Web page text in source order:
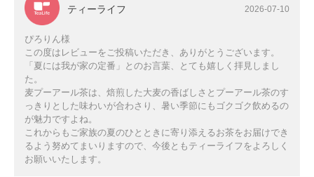
ティーライフ 2026-07-10
ぴろりん様
この度はレビューをご投稿いただき、ありがとうございます。
「夏には我が家の定番」とのお言葉、とても嬉しく拝見しまし
た。
麦プーアール茶は、焙煎した大麦の香ばしさとプーアール茶のす
っきりとした味わいが合わさり、暑い季節にもゴクゴク飲めるの
が魅力ですよね。
これからもご家族の夏のひとときに寄り添えるお茶をお届けでき
るよう努めてまいりますので、今後ともティーライフをよろしく
お願いいたします。